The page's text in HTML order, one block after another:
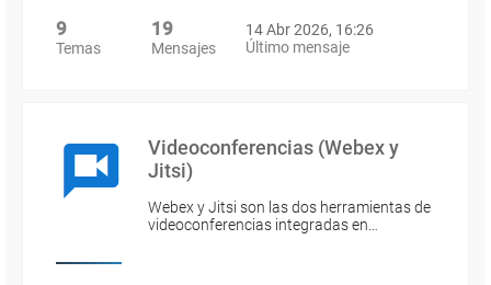
9
Temas
19
Mensajes
14 Abr 2026, 16:26
Último mensaje
Videoconferencias (Webex y
Jitsi)
Webex y Jitsi son las dos herramientas de
videoconferencias integradas en…